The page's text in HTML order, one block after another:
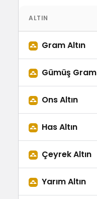
ALTIN
Gram Altın
Gümüş Gram
Ons Altın
Has Altın
Çeyrek Altın
Yarım Altın